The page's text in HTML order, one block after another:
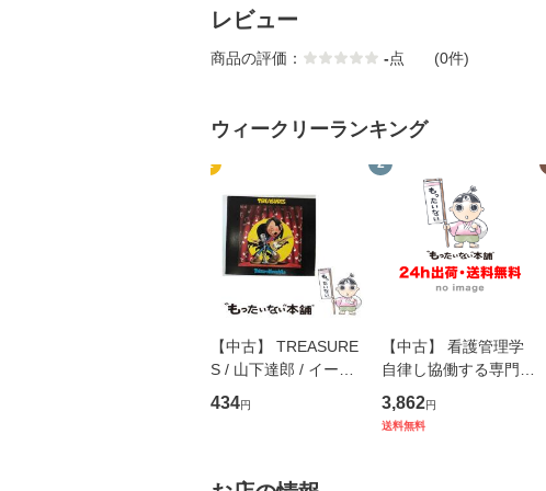
レビュー
商品の評価： -点 (0件)
ウィークリーランキング
1
【中古】 TREASURE
S / 山下達郎 / イース
トウエスト・ジャパン
[CD]【メール便送料無
434円
2
【中古】 看護管理学
自律し協働する専門職
の看護マネジメントス
キル 改訂第3版 (看護
3,862円
送料無料